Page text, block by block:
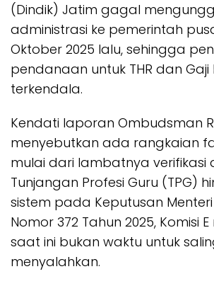
(Dindik) Jatim gagal
administrasi ke pemerintah
Oktober 2025 lalu, sehingga
pendanaan untuk THR dan Gaji
terkendala.
Kendati laporan Ombudsman
menyebutkan ada rangkaian
mulai dari lambatnya verifikasi
Tunjangan Profesi Guru (TPG)
sistem pada Keputusan
Nomor 372 Tahun 2025, Komisi
saat ini bukan waktu untuk
menyalahkan.